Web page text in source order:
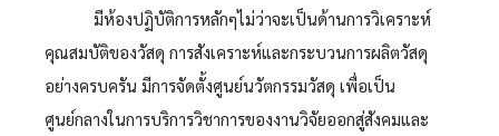
มีห้องปฏิบัติการหลักๆไม่ว่าจะเป็นด้านการวิเคราะห์
คุณสมบัติของวัสดุ การสังเคราะห์และกระบวนการผลิตวัสดุ
อย่างครบครัน มีการจัดตั้งศูนย์นวัตกรรมวัสดุ เพื่อเป็น
ศูนย์กลางในการบริการวิชาการของงานวิจัยออกสู่สังคมและ